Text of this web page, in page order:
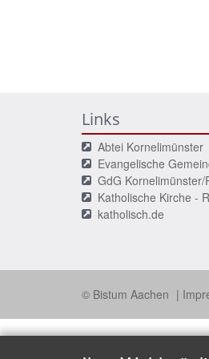
Links
Abtei Kornelimünster
Evangelische
GdG Kornelimünster/
Katholische Kirche -
katholisch.de
© Bistum Aachen